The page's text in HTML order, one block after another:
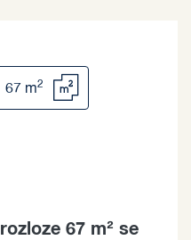
67 m2
67 m² se